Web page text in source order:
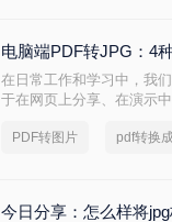
电脑端PDF转JPG：4
在日常工作和学习中，我
于在网页上分享、在演示
PDF到JPG的转换。
PDF转图片 pdf转换
今日分享：怎么样将